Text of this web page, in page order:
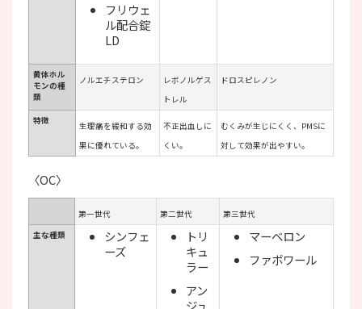
フリウェ
ル配合錠
LD
黄体ホル
モンの種
類
ノルエチステロン
レボノルゲス
トレル
ドロスピレノン
特徴
生理痛を緩和する効
果に優れている。
不正出血しに
くい。
むくみが生じにくく、PMSに
対して効果が出やすい。
〈OC〉
第一世代 第二世代
第三世代
主な種類
シンフェ
ーズ
トリ
キュ
ラー
アン
マーベロン
ファボワール